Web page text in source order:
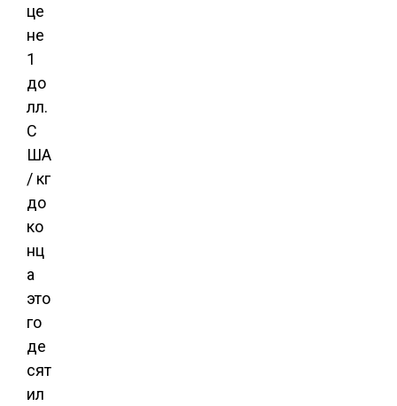
це
не
1
до
лл.
С
ША
/ кг
до
ко
нц
а
это
го
де
сят
ил